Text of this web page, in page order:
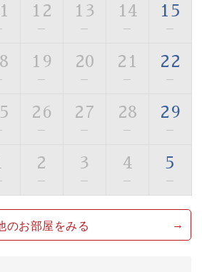
食
作和会席 美湖膳（二十四節気と
表現）
希有な源泉です。身も心も癒され
ださい。
）
防菌防カビの特殊素材の畳を使
そして滑りにくい畳のお風呂で
12
—
13
—
14
—
15
—
19
—
20
—
21
—
22
—
26
—
27
—
28
—
29
—
2
—
3
—
4
—
5
—
のお部屋をみる